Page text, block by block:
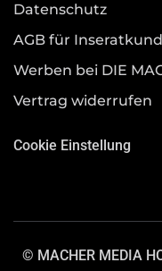
Datenschutz
AGB für
Werben bei DIE
Vertrag widerrufen
Cookie Einstellung
© MACHER MEDIA